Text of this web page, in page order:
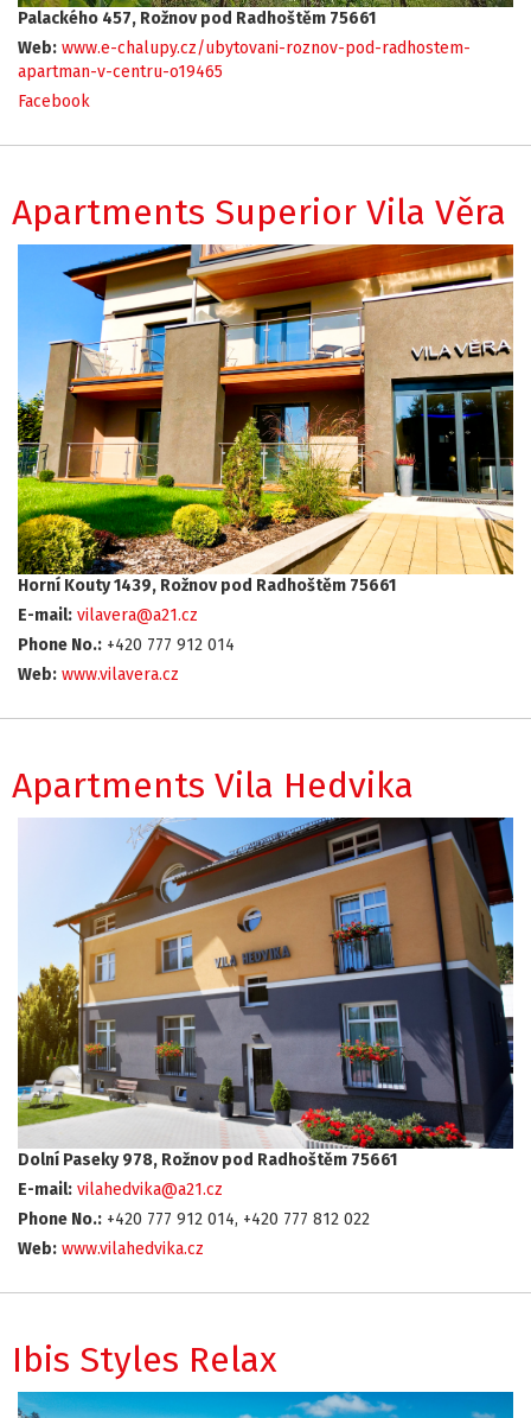
Palackého 457, Rožnov pod Radhoštěm 75661
Web: www.e-chalupy.cz/ubytovani-roznov-pod-radhostem-
apartman-v-centru-o19465
Facebook
Apartments Superior Vila Věra
Horní Kouty 1439, Rožnov pod Radhoštěm 75661
E-mail: vilavera@a21.cz
Phone No.: +420 777 912 014
Web: www.vilavera.cz
Apartments Vila Hedvika
Dolní Paseky 978, Rožnov pod Radhoštěm 75661
E-mail: vilahedvika@a21.cz
Phone No.: +420 777 912 014, +420 777 812 022
Web: www.vilahedvika.cz
Ibis Styles Relax